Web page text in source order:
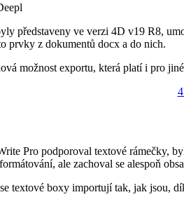
představeny ve verzi 4D v19 R8,
prvky z dokumentů docx a do nich.
možnost exportu, která platí i pro
Pro podporoval textové rámečky,
ale zachoval se alespoň
textové boxy importují tak, jak jsou,